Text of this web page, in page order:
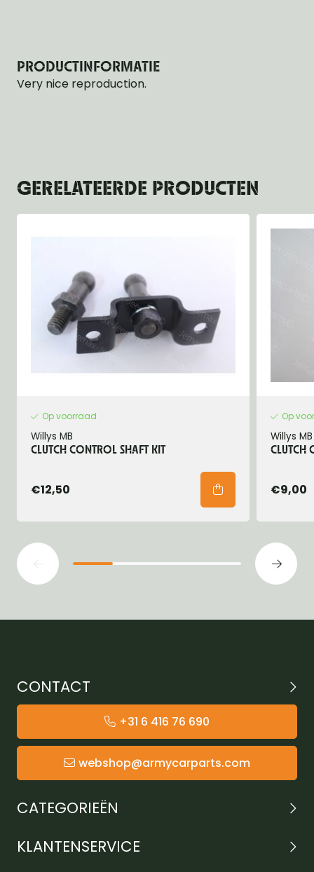
PRODUCTINFORMATIE
Very nice reproduction.
GERELATEERDE PRODUCTEN
Op voorraad
Willys MB
CLUTCH CONTROL SHAFT KIT
€12,50
Op
Willys MB
CLUTCH
€9,00
CONTACT
+31 6 416 76 690
webshop@armycarparts.com
CATEGORIEËN
KLANTENSERVICE